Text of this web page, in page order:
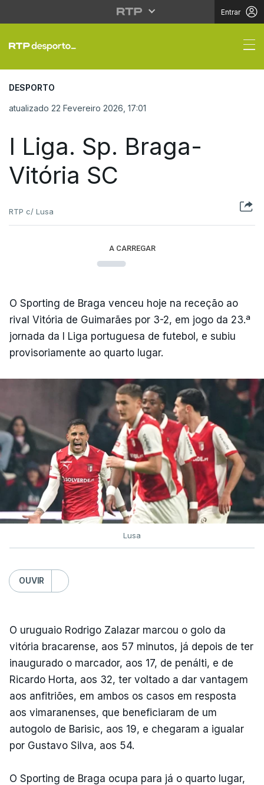
Entrar
I Liga. Sp. Braga-
DESPORTO
atualizado 22 Fevereiro 2026, 17:01
I Liga. Sp. Braga-
Vitória SC
RTP c/ Lusa
A CARREGAR
O Sporting de Braga venceu hoje na receção ao
rival Vitória de Guimarães por 3-2, em jogo da 23.ª
jornada da I Liga portuguesa de futebol, e subiu
provisoriamente ao quarto lugar.
Lusa
OUVIR
O uruguaio Rodrigo Zalazar marcou o golo da
vitória bracarense, aos 57 minutos, já depois de ter
inaugurado o marcador, aos 17, de penálti, e de
Ricardo Horta, aos 32, ter voltado a dar vantagem
aos anfitriões, em ambos os casos em resposta
aos vimaranenses, que beneficiaram de um
autogolo de Barisic, aos 19, e chegaram a igualar
por Gustavo Silva, aos 54.
O Sporting de Braga ocupa para já o quarto lugar,